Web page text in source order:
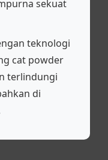
sekuat
teknologi
cat powder
terlindungi
di